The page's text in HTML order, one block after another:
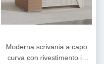
Moderna scrivania a capo
curva con rivestimento in